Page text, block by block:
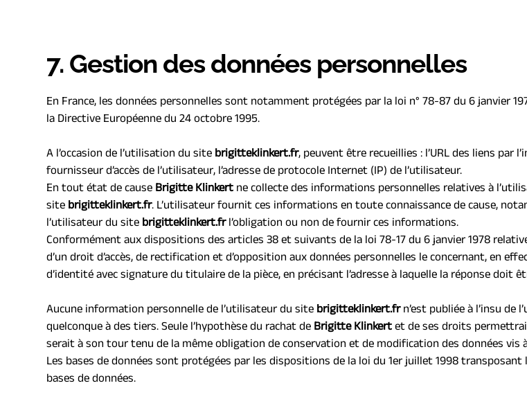
7. Gestion des données personnelles
En France, les données personnelles sont notamment protégées par la loi n° 78-87 du 6 janvier
la Directive Européenne du 24 octobre 1995.
A l’occasion de l’utilisation du site brigitteklinkert.fr, peuvent être recueillies : l’URL des liens par
fournisseur d’accès de l’utilisateur, l’adresse de protocole Internet (IP) de l’utilisateur.
En tout état de cause Brigitte Klinkert ne collecte des informations personnelles relatives à
site brigitteklinkert.fr. L’utilisateur fournit ces informations en toute connaissance de cause,
l’utilisateur du site brigitteklinkert.fr l’obligation ou non de fournir ces informations.
Conformément aux dispositions des articles 38 et suivants de la loi 78-17 du 6 janvier 1978
d’un droit d’accès, de rectification et d’opposition aux données personnelles le concernant, en
d’identité avec signature du titulaire de la pièce, en précisant l’adresse à laquelle la réponse doit
Aucune information personnelle de l’utilisateur du site brigitteklinkert.fr n’est publiée à l’insu de
quelconque à des tiers. Seule l’hypothèse du rachat de Brigitte Klinkert et de ses droits
serait à son tour tenu de la même obligation de conservation et de modification des données vis
Les bases de données sont protégées par les dispositions de la loi du 1er juillet 1998
bases de données.